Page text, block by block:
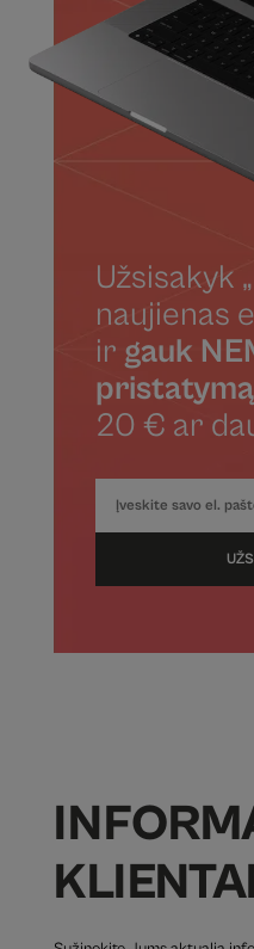
Užsisakyk
naujienas
ir gauk
pristatymą
20 € ar